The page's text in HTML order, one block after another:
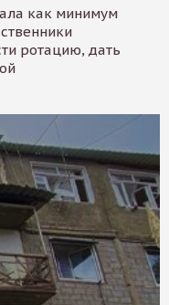
как минимум
ротацию, дать